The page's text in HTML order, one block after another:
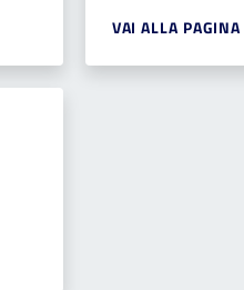
VAI ALLA PAGINA